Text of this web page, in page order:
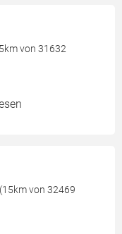
von 31632
von 32469